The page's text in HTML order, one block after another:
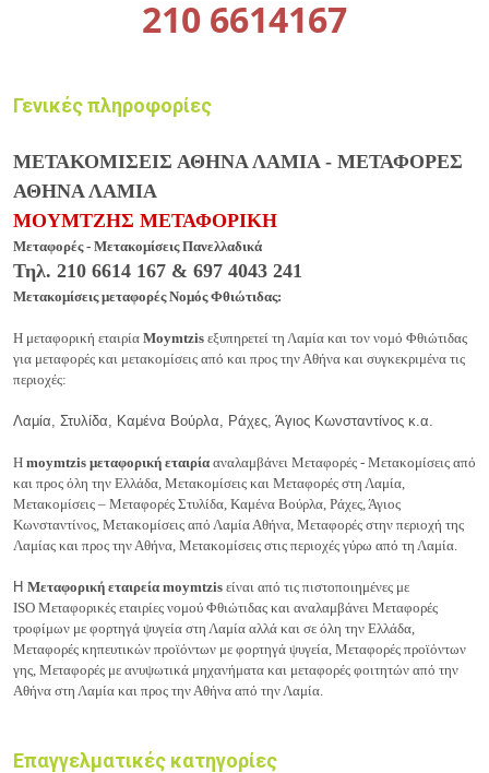
210 6614167
Γενικές πληροφορίες
ΜΕΤΑΚΟΜΙΣΕΙΣ ΑΘΗΝΑ ΛΑΜΙΑ - ΜΕΤΑΦΟΡΕΣ
ΑΘΗΝΑ ΛΑΜΙΑ
ΜΟΥΜΤΖΗΣ ΜΕΤΑΦΟΡΙΚΗ
Μεταφορές - Μετακομίσεις Πανελλαδικά
Τηλ. 210 6614 167 & 697 4043 241
Μετακομίσειςμεταφορές Νομός Φθιώτιδας:
Η μεταφορική εταιρία Moymtzis εξυπηρετεί τη Λαμία και τον νομό Φθιώτιδας
για μεταφορές και μετακομίσεις από και προς την Αθήνα και συγκεκριμένα τις
περιοχές:
Λαμία, Στυλίδα, Καμένα Βούρλα, Ράχες, Άγιος Κωνσταντίνος κ.α.
H moymtzis μεταφορική εταιρία αναλαμβάνει Μεταφορές - Μετακομίσεις από
και προς όλη την Ελλάδα, Μετακομίσεις και Μεταφορές στη Λαμία,
Μετακομίσεις – Μεταφορές Στυλίδα, Καμένα Βούρλα, Ράχες, Άγιος
Κωνσταντίνος, Μετακομίσεις από Λαμία Αθήνα, Μεταφορές στην περιοχή της
Λαμίας και προς την Αθήνα, Μετακομίσεις στις περιοχές γύρω από τη Λαμία.
Η Μεταφορική εταιρεία moymtzis είναι από τις πιστοποιημένες με
ISO Μεταφορικές εταιρίες νομού Φθιώτιδας και αναλαμβάνει Μεταφορές
τροφίμων με φορτηγά ψυγεία στη Λαμία αλλά και σε όλη την Ελλάδα,
Μεταφορές κηπευτικών προϊόντων με φορτηγά ψυγεία, Μεταφορές προϊόντων
γης, Μεταφορές με ανυψωτικά μηχανήματα και μεταφορές φοιτητών από την
Αθήνα στη Λαμία και προς την Αθήνα από την Λαμία.
Επαγγελματικές κατηγορίες